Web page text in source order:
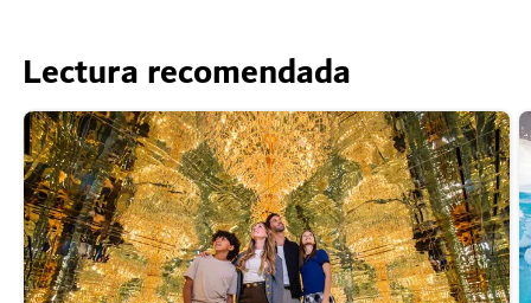
Lectura recomendada